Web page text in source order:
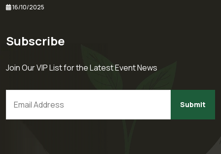
16/10/2025
Subscribe
Join Our VIP List for the Latest Event News